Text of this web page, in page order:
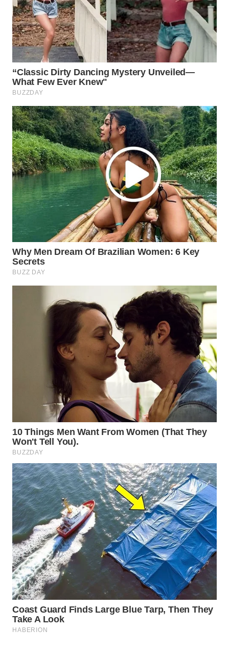
WN
BOROBUDUR
WN
MADURA
WN
SURABAYA
WN
NATUNA
WN
BINTAN
WN
MANDALIKA
WN
LIKUPANG
WN
WAHANA
TANI
WAHANA
ADVOKAT
WAHANA
INFRASTRUKTUR
WAHANA
KONSUMEN
WAHANA
LISTRIK
WAHANA
TRAVEL